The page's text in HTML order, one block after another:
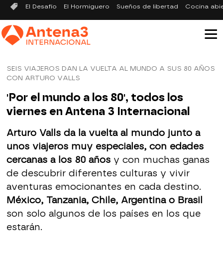
El Desafío El Hormiguero Sueños de libertad Cocina
SEIS VIAJEROS DAN LA VUELTA AL MUNDO A SUS 80 AÑOS
CON ARTURO VALLS
'Por el mundo a los 80', todos los
viernes en Antena 3 Internacional
Arturo Valls da la vuelta al mundo junto a
unos viajeros muy especiales, con edades
cercanas a los 80 añosy con muchas ganas
de descubrir diferentes culturas y vivir
aventuras emocionantes en cada destino.
México, Tanzania, Chile, Argentina o Brasil
son solo algunos de los países en los que
estarán.